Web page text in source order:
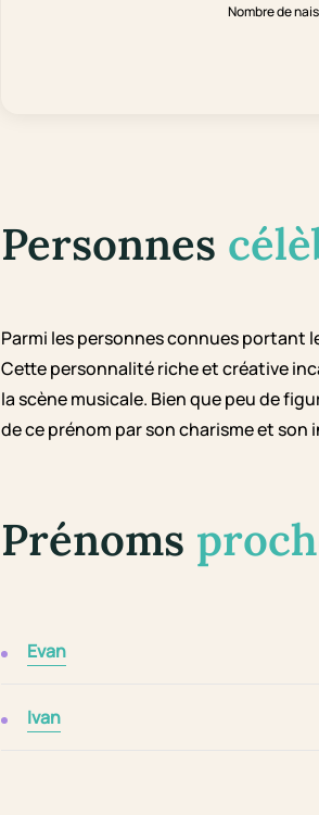
Nombre de
Personnes
Parmi les personnes connues portant
Cette personnalité riche et créative
la scène musicale. Bien que peu de
de ce prénom par son charisme et
Prénoms
Evan
Ivan